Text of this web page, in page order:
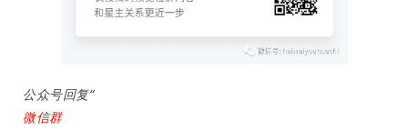
分
享
公众号回复“
微信群